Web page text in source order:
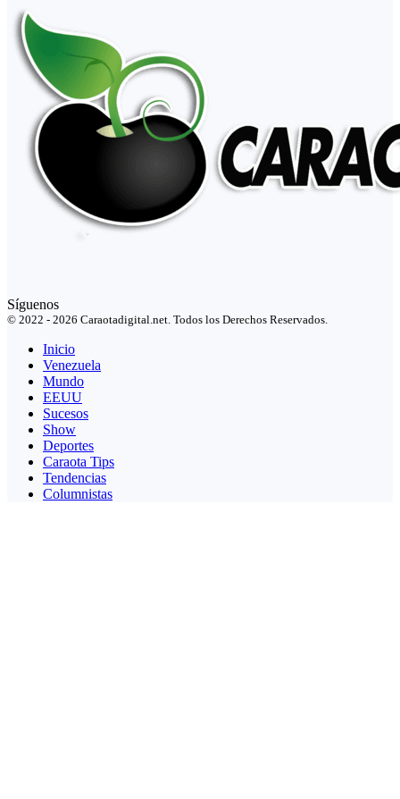
Síguenos
© 2022 - 2026 Caraotadigital.net. Todos los Derechos Reservados.
Inicio
Venezuela
Mundo
EEUU
Sucesos
Show
Deportes
Caraota Tips
Tendencias
Columnistas